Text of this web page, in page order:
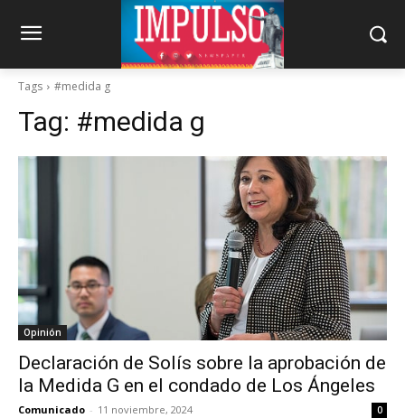
Tags #medida g
Tag: #medida g
Opinión
Declaración de Solís sobre la aprobación de
la Medida G en el condado de Los Ángeles
Comunicado - 11 noviembre, 2024 0